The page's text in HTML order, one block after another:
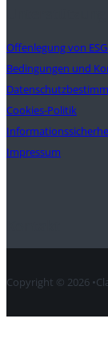
Offenlegung von
Bedingungen und
Cookies-Politik
Impressum
Copyright © 2026